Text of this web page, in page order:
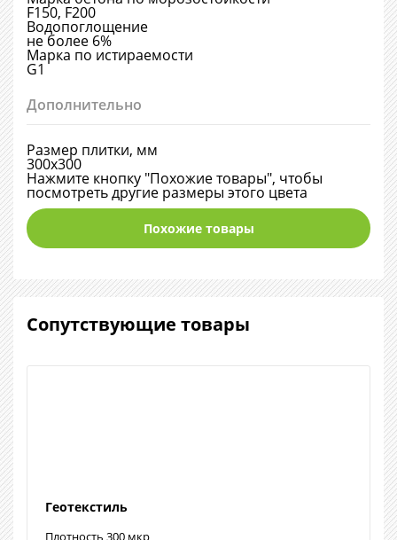
F150, F200
Водопоглощение
не более 6%
Марка по истираемости
G1
Дополнительно
Размер плитки, мм
300х300
Нажмите кнопку "Похожие товары", чтобы
посмотреть другие размеры этого цвета
Похожие товары
Сопутствующие товары
Геотекстиль
Плотность 300 мкр